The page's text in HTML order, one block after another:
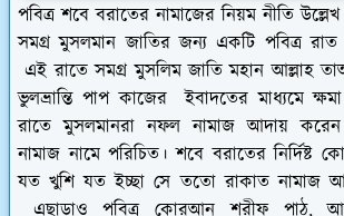
পবিত্র শবে বরাতের নামাজের নিয়ম নীতি
সমগ্র মুসলমান জাতির জন্য একটি পবিত্র
এই রাতে সমগ্র মুসলিম জাতি মহান আল্লাহ
ভুলভ্রান্তি পাপ কাজের ইবাদতের মাধ্যমে
রাতে মুসলমানরা নফল নামাজ আদায়
নামাজ নামে পরিচিত। শবে বরাতের নির্দিষ্ট
যত খুশি যত ইচ্ছা সে ততো রাকাত নামাজ
এছাড়াও পবিত্র কোরআন শরীফ পাঠ,